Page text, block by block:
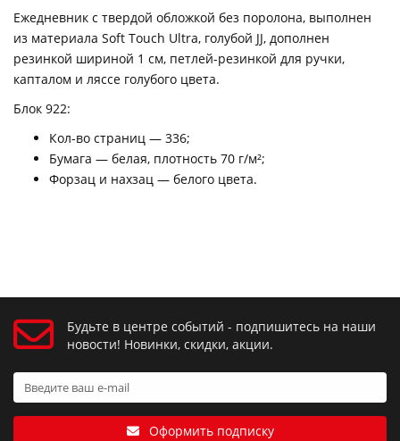
Ежедневник с твердой обложкой без поролона, выполнен
из материала Soft Touch Ultra, голубой JJ, дополнен
резинкой шириной 1 см, петлей-резинкой для ручки,
капталом и ляссе голубого цвета.
Блок 922:
Кол-во страниц — 336;
Бумага — белая, плотность 70 г/м²;
Форзац и нахзац — белого цвета.
Будьте в центре событий - подпишитесь на наши
новости! Новинки, скидки, акции.
Оформить подписку